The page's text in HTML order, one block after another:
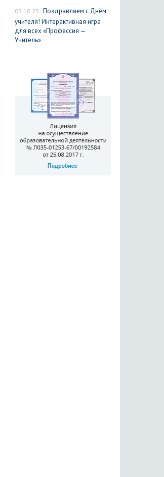
03.10.25 Поздравляем с Днём
учителя! Интерактивная игра
для всех «Профессия —
Учитель»